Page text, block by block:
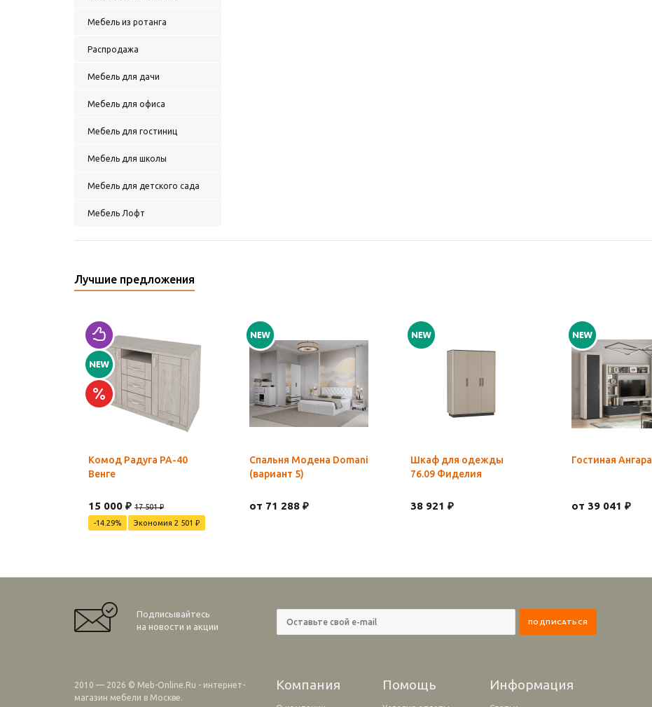
Мебель из ротанга
Распродажа
Мебель для дачи
Мебель для офиса
Мебель для гостиниц
Мебель для школы
Мебель для детского сада
Мебель Лофт
Лучшие предложения
Комод Радуга РА-40
Венге
15 000 ₽ 17 501 ₽
-14.29%
Экономия 2 501 ₽
Спальня Модена Domani
(вариант 5)
от 71 288 ₽
Шкаф для одежды
76.09 Фиделия
38 921 ₽
Гостиная Ангара
от 39 041 ₽
Подписывайтесь
на новости и акции
2010 — 2026 © Meb-Online.Ru - интернет-
магазин мебели в Москве.
Компания Помощь Информация